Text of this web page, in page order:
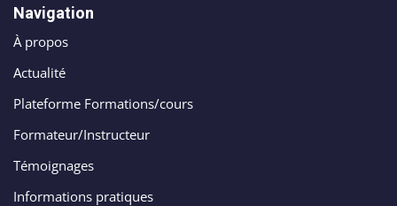
Navigation
À propos
Actualité
Plateforme Formations/cours
Formateur/Instructeur
Témoignages
Informations pratiques